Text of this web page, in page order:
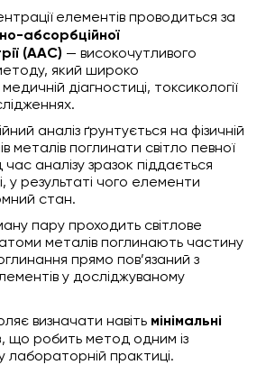
елементів проводиться за
абсорбційної
(ААС) — високочутливого
який широко
діагностиці, токсикології
аналіз ґрунтується на фізичній
металів поглинати світло певної
час аналізу зразок піддається
у результаті чого елементи
стан.
пару проходить світлове
металів поглинають частину
прямо пов’язаний з
у досліджуваному
визначати навіть мінімальні
, що робить метод одним із
лабораторній практиці.